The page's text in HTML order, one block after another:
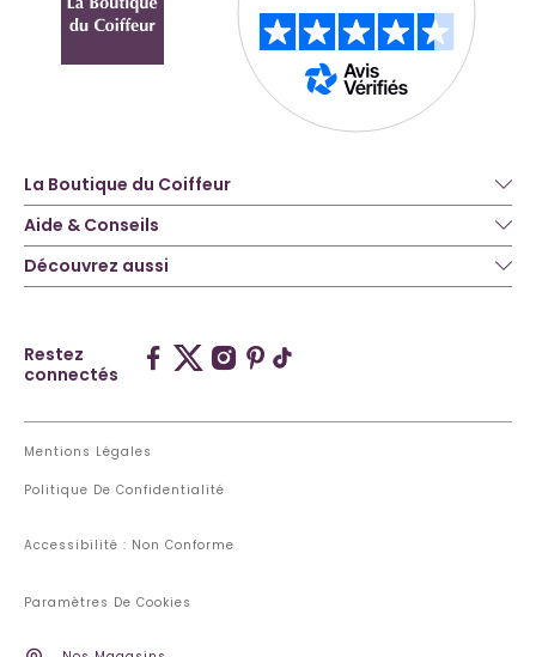
La Boutique du Coiffeur
Aide & Conseils
Découvrez aussi
Restez
connectés
Mentions Légales
Politique De Confidentialité
Accessibilité : Non Conforme
Paramètres De Cookies